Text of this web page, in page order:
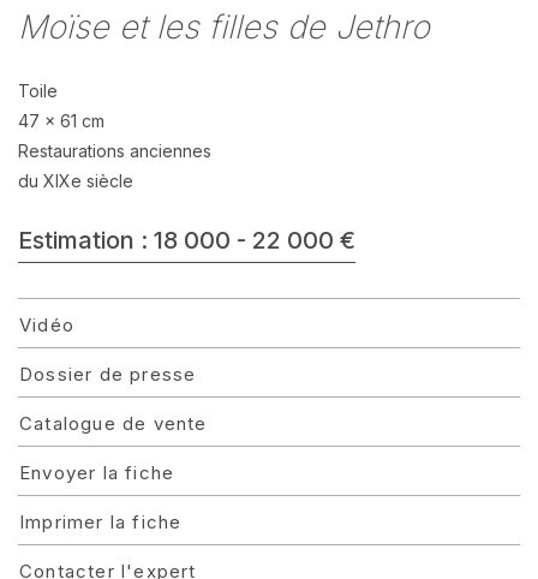
Moïse et les filles de Jethro
Toile
47 x 61 cm
Restaurations anciennes
du XIXe siècle
Estimation : 18 000 - 22 000 €
Vidéo
Dossier de presse
Catalogue de vente
Envoyer la fiche
Imprimer la fiche
Contacter l'expert